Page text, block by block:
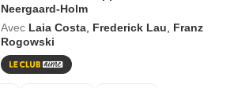
Neergaard-Holm
Avec Laia Costa Frederick Lau
Franz
Rogowski